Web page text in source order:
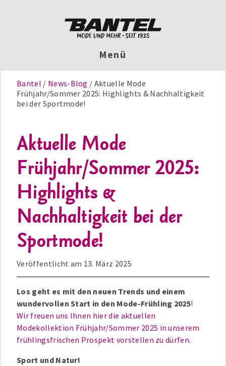
Menü
Bantel News-Blog
Aktuelle Mode
Frühjahr/Sommer 2025: Highlights & Nachhaltigkeit
bei der Sportmode!
Aktuelle Mode
Frühjahr/Sommer 2025:
Highlights &
Nachhaltigkeit bei der
Sportmode!
Veröffentlicht am 13. März 2025
Los geht es mit den neuen Trends und einem
wundervollen Start in den Mode-Frühling 2025!
Wir freuen uns Ihnen hier die aktuellen
Modekollektion Frühjahr/Sommer 2025 in unserem
frühlingsfrischen Prospekt vorstellen zu dürfen.
Sport und Natur!